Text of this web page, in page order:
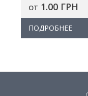
ОТ 1.00 ГРН
ПОДРОБНЕЕ